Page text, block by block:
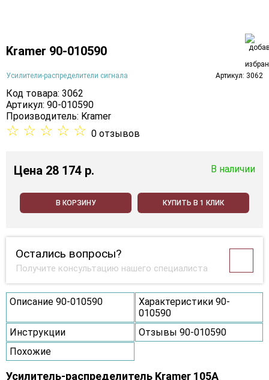
Kramer 90-010590
Усилители-распределители сигнала Артикул: 3062
Код товара: 3062
Артикул: 90-010590
Производитель: Kramer
☆ ☆ ☆ ☆ ☆ 0 отзывов
Цена 28 174 p. В наличии
В КОРЗИНУ КУПИТЬ В 1 КЛИК
Остались вопросы?
Получите консультацию нашего специалиста
Описание 90-010590
Характеристики 90-
010590
Инструкции
Отзывы 90-010590
Похожие
Усилитель-распределитель Kramer 105A